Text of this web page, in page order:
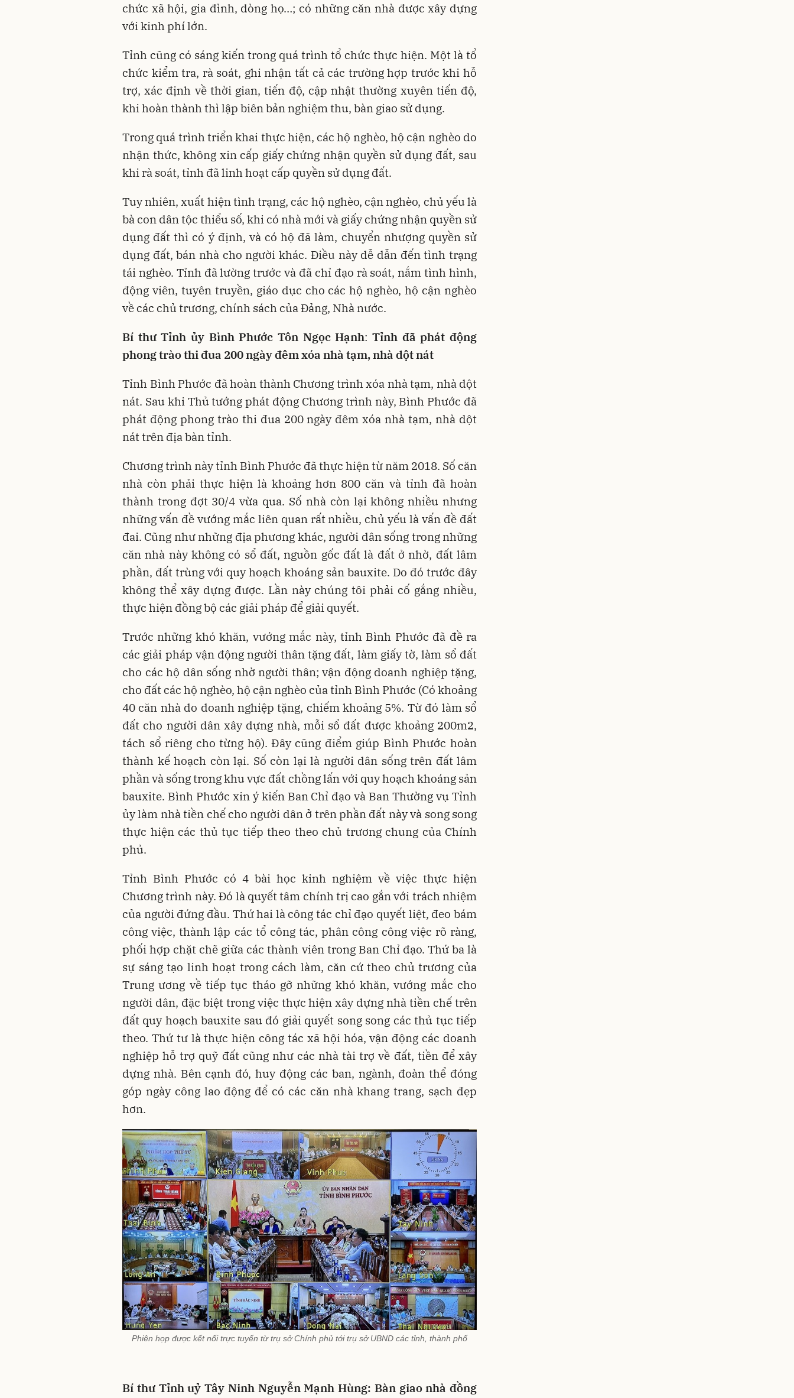
chức xã hội, gia đình, dòng họ…; có những căn nhà được xây dựng
với kinh phí lớn.
Tỉnh cũng có sáng kiến trong quá trình tổ chức thực hiện. Một là tổ
chức kiểm tra, rà soát, ghi nhận tất cả các trường hợp trước khi hỗ
trợ, xác định về thời gian, tiến độ, cập nhật thường xuyên tiến độ,
khi hoàn thành thì lập biên bản nghiệm thu, bàn giao sử dụng.
Trong quá trình triển khai thực hiện, các hộ nghèo, hộ cận nghèo do
nhận thức, không xin cấp giấy chứng nhận quyền sử dụng đất, sau
khi rà soát, tỉnh đã linh hoạt cấp quyền sử dụng đất.
Tuy nhiên, xuất hiện tình trạng, các hộ nghèo, cận nghèo, chủ yếu là
bà con dân tộc thiểu số, khi có nhà mới và giấy chứng nhận quyền sử
dụng đất thì có ý định, và có hộ đã làm, chuyển nhượng quyền sử
dụng đất, bán nhà cho người khác. Điều này dễ dẫn đến tình trạng
tái nghèo. Tỉnh đã lường trước và đã chỉ đạo rà soát, nắm tình hình,
động viên, tuyên truyền, giáo dục cho các hộ nghèo, hộ cận nghèo
về các chủ trương, chính sách của Đảng, Nhà nước.
Bí thư Tỉnh ủy Bình Phước Tôn Ngọc Hạnh:Tỉnh đã phát động
phong trào thi đua 200 ngày đêm xóa nhà tạm, nhà dột nát
Tỉnh Bình Phước đã hoàn thành Chương trình xóa nhà tạm, nhà dột
nát. Sau khi Thủ tướng phát động Chương trình này, Bình Phước đã
phát động phong trào thi đua 200 ngày đêm xóa nhà tạm, nhà dột
nát trên địa bàn tỉnh.
Chương trình này tỉnh Bình Phước đã thực hiện từ năm 2018. Số căn
nhà còn phải thực hiện là khoảng hơn 800 căn và tỉnh đã hoàn
thành trong đợt 30/4 vừa qua. Số nhà còn lại không nhiều nhưng
những vấn đề vướng mắc liên quan rất nhiều, chủ yếu là vấn đề đất
đai. Cũng như những địa phương khác, người dân sống trong những
căn nhà này không có sổ đất, nguồn gốc đất là đất ở nhờ, đất lâm
phần, đất trùng với quy hoạch khoáng sản bauxite. Do đó trước đây
không thể xây dựng được. Lần này chúng tôi phải cố gắng nhiều,
thực hiện đồng bộ các giải pháp để giải quyết.
Trước những khó khăn, vướng mắc này, tỉnh Bình Phước đã đề ra
các giải pháp vận động người thân tặng đất, làm giấy tờ, làm sổ đất
cho các hộ dân sống nhờ người thân; vận động doanh nghiệp tặng,
cho đất các hộ nghèo, hộ cận nghèo của tỉnh Bình Phước (Có khoảng
40 căn nhà do doanh nghiệp tặng, chiếm khoảng 5%. Từ đó làm sổ
đất cho người dân xây dựng nhà, mỗi sổ đất được khoảng 200m2,
tách sổ riêng cho từng hộ). Đây cũng điểm giúp Bình Phước hoàn
thành kế hoạch còn lại. Số còn lại là người dân sống trên đất lâm
phần và sống trong khu vực đất chồng lấn với quy hoạch khoáng sản
bauxite. Bình Phước xin ý kiến Ban Chỉ đạo và Ban Thường vụ Tỉnh
ủy làm nhà tiền chế cho người dân ở trên phần đất này và song song
thực hiện các thủ tục tiếp theo theo chủ trương chung của Chính
phủ.
Tỉnh Bình Phước có 4 bài học kinh nghiệm về việc thực hiện
Chương trình này. Đó là quyết tâm chính trị cao gắn với trách nhiệm
của người đứng đầu. Thứ hai là công tác chỉ đạo quyết liệt, đeo bám
công việc, thành lập các tổ công tác, phân công công việc rõ ràng,
phối hợp chặt chẽ giữa các thành viên trong Ban Chỉ đạo. Thứ ba là
sự sáng tạo linh hoạt trong cách làm, căn cứ theo chủ trương của
Trung ương về tiếp tục tháo gỡ những khó khăn, vướng mắc cho
người dân, đặc biệt trong việc thực hiện xây dựng nhà tiền chế trên
đất quy hoạch bauxite sau đó giải quyết song song các thủ tục tiếp
theo. Thứ tư là thực hiện công tác xã hội hóa, vận động các doanh
nghiệp hỗ trợ quỹ đất cũng như các nhà tài trợ về đất, tiền để xây
dựng nhà. Bên cạnh đó, huy động các ban, ngành, đoàn thể đóng
góp ngày công lao động để có các căn nhà khang trang, sạch đẹp
hơn.
Phiên họp được kết nối trực tuyến từ trụ sở Chính phủ tới trụ sở UBND các tỉnh, thành phố
Bí thư Tỉnh uỷ Tây Ninh Nguyễn Mạnh Hùng: Bàn giao nhà đồng